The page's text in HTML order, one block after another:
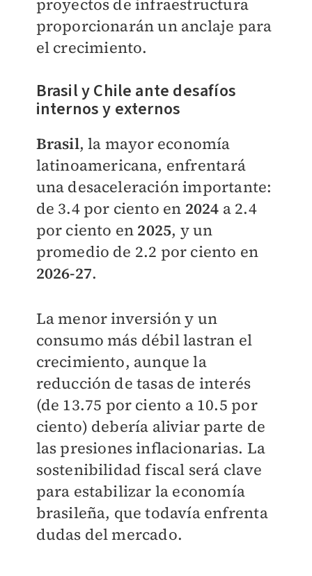
proyectos de infraestructura
proporcionarán un anclaje para
el crecimiento.
Brasil y Chile ante desafíos
internos y externos
Brasil, la mayor economía
latinoamericana, enfrentará
una desaceleración importante:
de 3.4 por ciento en 2024 a 2.4
por ciento en 2025, y un
promedio de 2.2 por ciento en
2026-27.
La menor inversión y un
consumo más débil lastran el
crecimiento, aunque la
reducción de tasas de interés
(de 13.75 por ciento a 10.5 por
ciento) debería aliviar parte de
las presiones inflacionarias. La
sostenibilidad fiscal será clave
para estabilizar la economía
brasileña, que todavía enfrenta
dudas del mercado.